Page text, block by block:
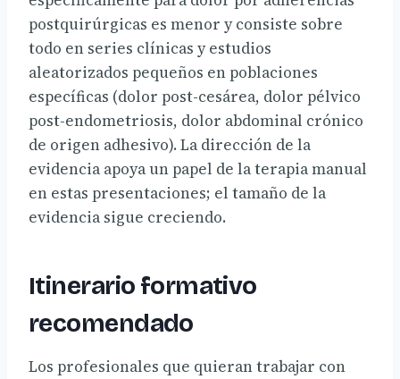
postquirúrgicas es menor y consiste sobre
todo en series clínicas y estudios
aleatorizados pequeños en poblaciones
específicas (dolor post-cesárea, dolor pélvico
post-endometriosis, dolor abdominal crónico
de origen adhesivo). La dirección de la
evidencia apoya un papel de la terapia manual
en estas presentaciones; el tamaño de la
evidencia sigue creciendo.
Itinerario formativo
recomendado
Los profesionales que quieran trabajar con